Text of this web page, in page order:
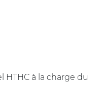
HTHC à la charge du